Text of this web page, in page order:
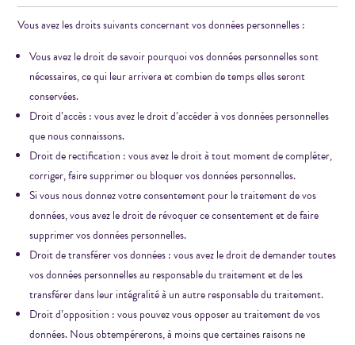
Vous avez les droits suivants concernant vos données personnelles :
Vous avez le droit de savoir pourquoi vos données personnelles sont
nécessaires, ce qui leur arrivera et combien de temps elles seront
conservées.
Droit d’accès : vous avez le droit d’accéder à vos données personnelles
que nous connaissons.
Droit de rectification : vous avez le droit à tout moment de compléter,
corriger, faire supprimer ou bloquer vos données personnelles.
Si vous nous donnez votre consentement pour le traitement de vos
données, vous avez le droit de révoquer ce consentement et de faire
supprimer vos données personnelles.
Droit de transférer vos données : vous avez le droit de demander toutes
vos données personnelles au responsable du traitement et de les
transférer dans leur intégralité à un autre responsable du traitement.
Droit d’opposition : vous pouvez vous opposer au traitement de vos
données. Nous obtempérerons, à moins que certaines raisons ne